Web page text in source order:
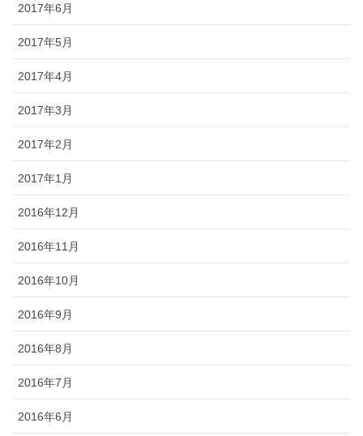
2017年6月
2017年5月
2017年4月
2017年3月
2017年2月
2017年1月
2016年12月
2016年11月
2016年10月
2016年9月
2016年8月
2016年7月
2016年6月